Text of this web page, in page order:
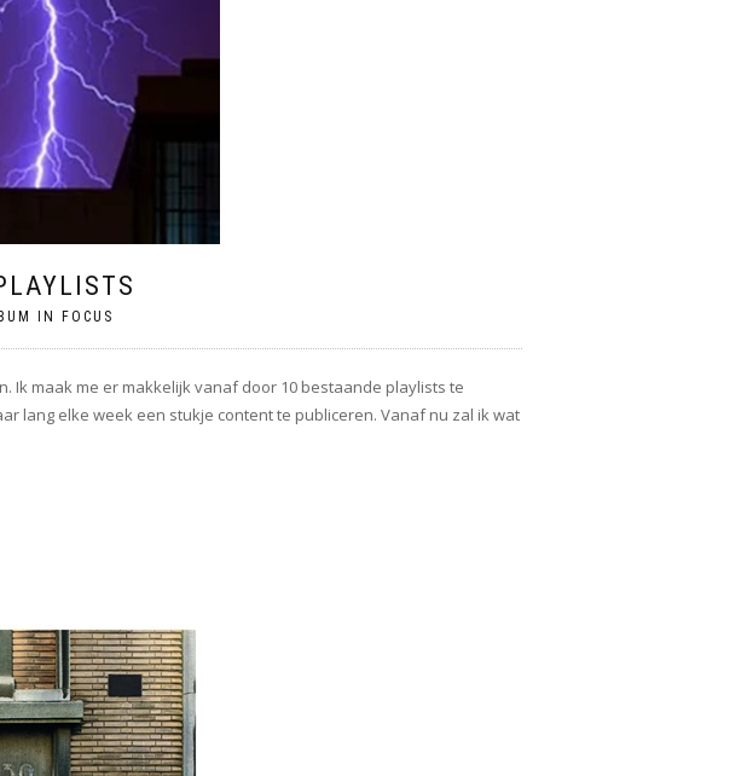
IN FOCUS
Ik maak me er makkelijk vanaf door 10 bestaande playlists te
lang elke week een stukje content te publiceren. Vanaf nu zal ik wat